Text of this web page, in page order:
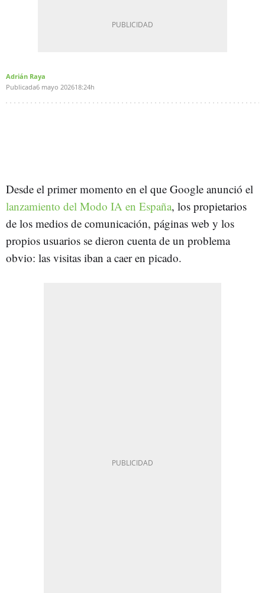
Adrián Raya
Publicada6 mayo 202618:24h
Desde el primer momento en el que Google anunció el
lanzamiento del Modo IA en España, los propietarios
de los medios de comunicación, páginas web y los
propios usuarios se dieron cuenta de un problema
obvio: las visitas iban a caer en picado.